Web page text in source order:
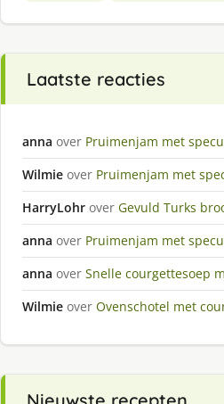
Laatste reacties
anna over Pruimenjam met
Wilmie over Pruimenjam met
HarryLohr over Gevuld Turks
anna over Pruimenjam met
anna over Snelle courgettesoep
Wilmie over Ovenschotel met